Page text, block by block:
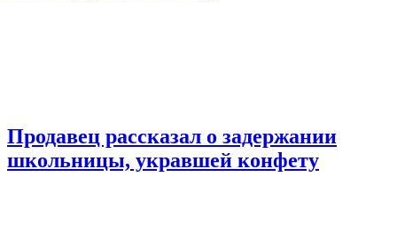
Продавец рассказал о задержании
школьницы, укравшей конфету